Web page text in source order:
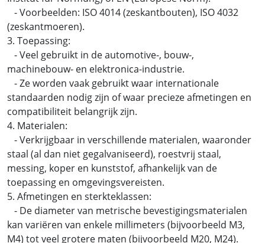
- Voorbeelden: ISO 4014 (zeskantbouten), ISO 4032
(zeskantmoeren).
3. Toepassing:
- Veel gebruikt in de automotive-, bouw-,
machinebouw- en elektronica-industrie.
- Ze worden vaak gebruikt waar internationale
standaarden nodig zijn of waar precieze afmetingen en
compatibiliteit belangrijk zijn.
4. Materialen:
- Verkrijgbaar in verschillende materialen, waaronder
staal (al dan niet gegalvaniseerd), roestvrij staal,
messing, koper en kunststof, afhankelijk van de
toepassing en omgevingsvereisten.
5. Afmetingen en sterkteklassen:
- De diameter van metrische bevestigingsmaterialen
kan variëren van enkele millimeters (bijvoorbeeld M3,
M4) tot veel grotere maten (bijvoorbeeld M20, M24).